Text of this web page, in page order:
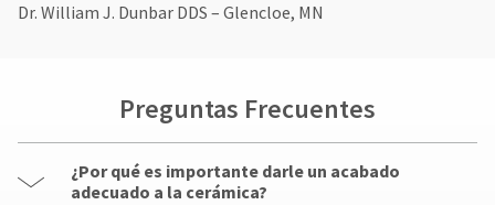
Dr. William J. Dunbar DDS – Glencloe, MN
Preguntas Frecuentes
¿Por qué es importante darle un acabado
adecuado a la cerámica?